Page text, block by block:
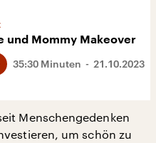
und Mommy Makeover
21.10.2023
35:30 Minuten
Menschengedenken
um schön zu